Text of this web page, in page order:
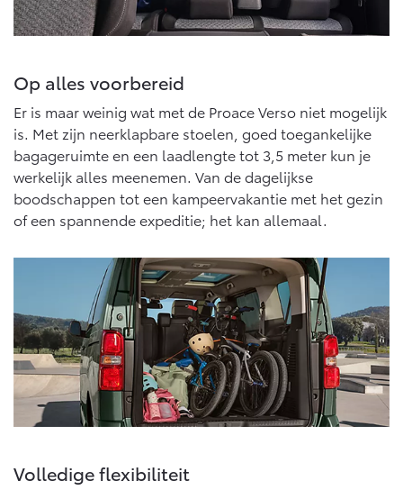
Op alles voorbereid
Er is maar weinig wat met de Proace Verso niet mogelijk
is. Met zijn neerklapbare stoelen, goed toegankelijke
bagageruimte en een laadlengte tot 3,5 meter kun je
werkelijk alles meenemen. Van de dagelijkse
boodschappen tot een kampeervakantie met het gezin
of een spannende expeditie; het kan allemaal.
Volledige flexibiliteit